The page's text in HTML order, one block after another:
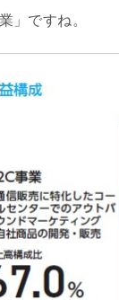
」ですね。